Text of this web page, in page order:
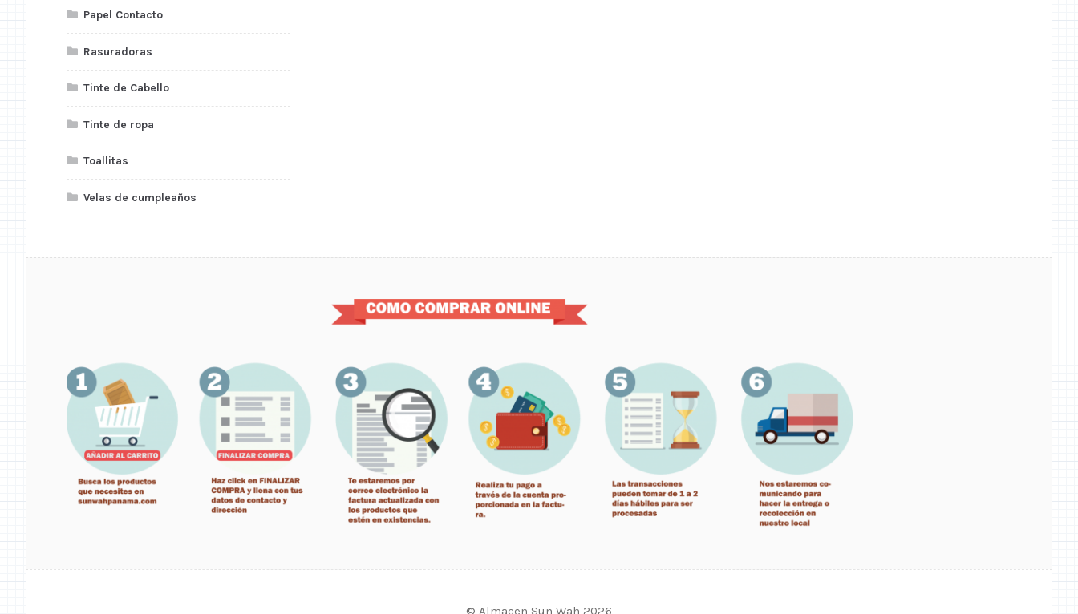
Papel Contacto
Rasuradoras
Tinte de Cabello
Tinte de ropa
Toallitas
Velas de cumpleaños
© Almacen Sun Wah 2026